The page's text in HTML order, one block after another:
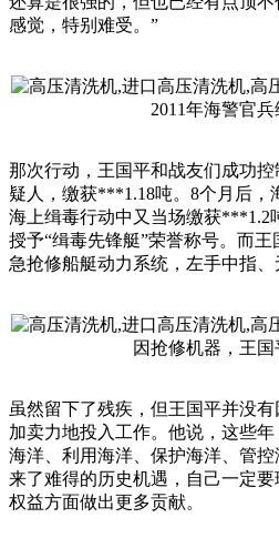
感觉，特别难受。”
2011年海警官
那次行动，王国平和战友们成功
疑人，缴获***1.18吨。8个月后，
海上缉毒行动中又当场缴获***1.2
授予“缉毒先锋艇”荣誉称号。而
急抢修船艇动力系统，左手中指、
因抢修机器，王
虽然留下了残疾，但王国平并没
加卖力地投入工作。他说，这些
海洋、利用海洋、保护海洋、管
来了难得的历史机遇，自己一定
权益方面做出更多贡献。